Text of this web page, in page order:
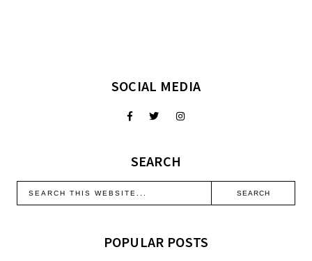
SOCIAL MEDIA
SEARCH
POPULAR POSTS